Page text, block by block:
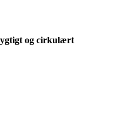
og cirkulært